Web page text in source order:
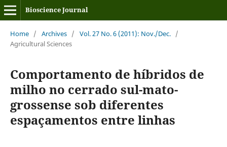
Bioscience Journal
Home / Archives / Vol. 27 No. 6 (2011): Nov./Dec. /
Agricultural Sciences
Comportamento de híbridos de
milho no cerrado sul-mato-
grossense sob diferentes
espaçamentos entre linhas